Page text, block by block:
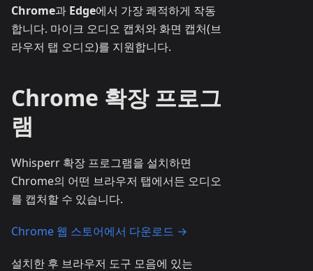
Chrome과 Edge에서 가장 쾌적하게 작동
합니다. 마이크 오디오 캡처와 화면 캡처(브
라우저 탭 오디오)를 지원합니다.
Chrome 확장 프로그
램
Whisperr 확장 프로그램을 설치하면
Chrome의 어떤 브라우저 탭에서든 오디오
를 캡처할 수 있습니다.
Chrome 웹 스토어에서 다운로드 →
설치한 후 브라우저 도구 모음에 있는